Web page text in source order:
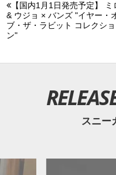
【国内1月1日発売予定】 ミ
& ウジョ × バンズ "イヤー・
ブ・ザ・ラビット コレクショ
ン"
スニー